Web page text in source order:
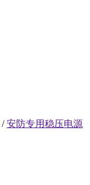
/安防专用稳压电源